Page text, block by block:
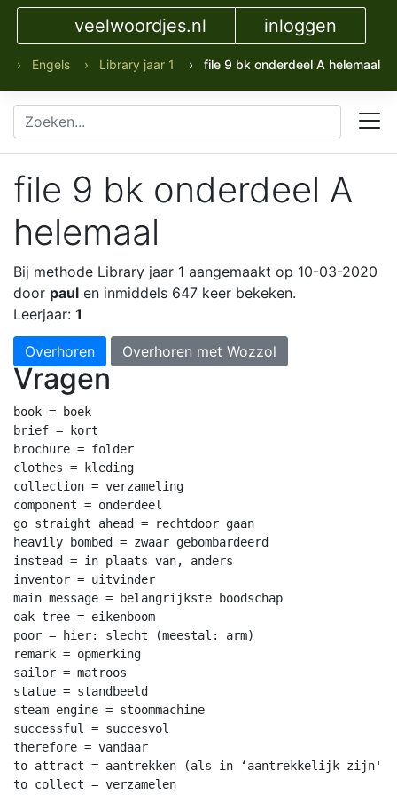
veelwoordjes.nl inloggen
› Engels › Library jaar 1 › file 9 bk onderdeel A helemaal
file 9 bk onderdeel A
helemaal
Bij methode Library jaar 1 aangemaakt op 10-03-2020
door paul en inmiddels 647 keer bekeken.
Leerjaar: 1
Overhoren Overhoren met Wozzol
Vragen
book = boek
brief = kort
brochure = folder
clothes = kleding
collection = verzameling
component = onderdeel
go straight ahead = rechtdoor gaan
heavily bombed = zwaar gebombardeerd
instead = in plaats van, anders
inventor = uitvinder
main message = belangrijkste boodschap
oak tree = eikenboom
poor = hier: slecht (meestal: arm)
remark = opmerking
sailor = matroos
statue = standbeeld
steam engine = stoommachine
successful = succesvol
therefore = vandaar
to attract = aantrekken (als in ‘aantrekkelijk zijn')
to collect = verzamelen